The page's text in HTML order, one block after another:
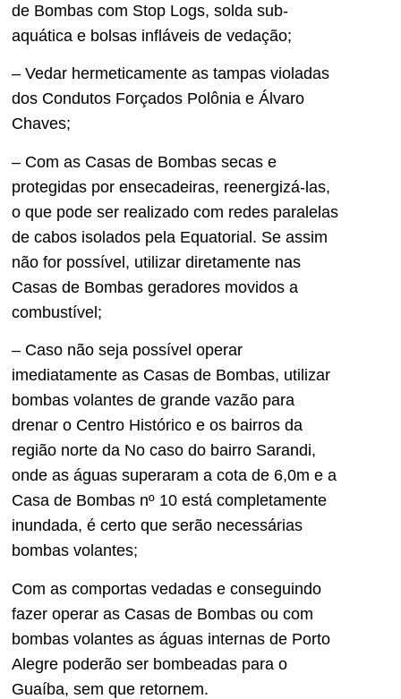
de Bombas com Stop Logs, solda sub-
aquática e bolsas infláveis de vedação;
– Vedar hermeticamente as tampas violadas
dos Condutos Forçados Polônia e Álvaro
Chaves;
– Com as Casas de Bombas secas e
protegidas por ensecadeiras, reenergizá-las,
o que pode ser realizado com redes paralelas
de cabos isolados pela Equatorial. Se assim
não for possível, utilizar diretamente nas
Casas de Bombas geradores movidos a
combustível;
– Caso não seja possível operar
imediatamente as Casas de Bombas, utilizar
bombas volantes de grande vazão para
drenar o Centro Histórico e os bairros da
região norte da No caso do bairro Sarandi,
onde as águas superaram a cota de 6,0m e a
Casa de Bombas nº 10 está completamente
inundada, é certo que serão necessárias
bombas volantes;
Com as comportas vedadas e conseguindo
fazer operar as Casas de Bombas ou com
bombas volantes as águas internas de Porto
Alegre poderão ser bombeadas para o
Guaíba, sem que retornem.